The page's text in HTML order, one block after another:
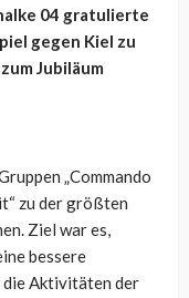
04 gratulierte
gegen Kiel zu
Jubiläum
„Commando
zu der größten
Ziel war es,
bessere
die Aktivitäten der